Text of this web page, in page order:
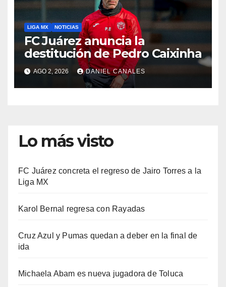
LIGA MX NOTICIAS
FC Juárez anuncia la
destitución de Pedro Caixinha
AGO 2, 2026 DANIEL CANALES
Lo más visto
FC Juárez concreta el regreso de Jairo Torres a la
Liga MX
Karol Bernal regresa con Rayadas
Cruz Azul y Pumas quedan a deber en la final de
ida
Michaela Abam es nueva jugadora de Toluca